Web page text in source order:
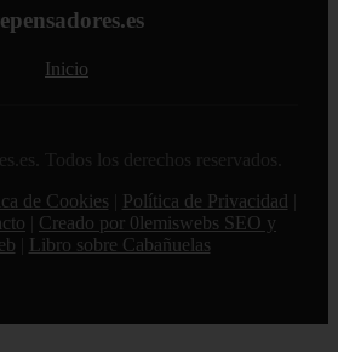
Inicio
Todos los derechos reservados.
de Cookies Política de Privacidad
Creado por 0lemiswebs SEO y
Libro sobre Cabañuelas